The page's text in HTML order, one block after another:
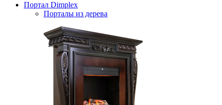
Портал Dimplex
Порталы из дерева